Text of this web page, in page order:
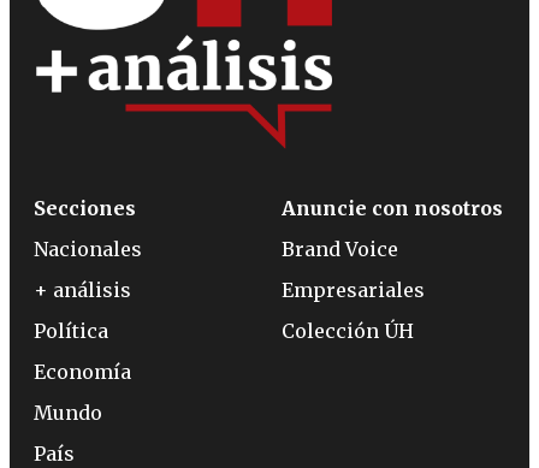
Secciones
Nacionales
+ análisis
Política
Economía
Mundo
País
Anuncie con nosotros
Brand Voice
Empresariales
Colección ÚH